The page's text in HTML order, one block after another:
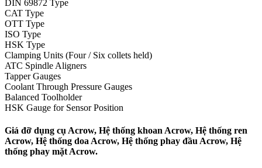
DIN 69872 Type
CAT Type
OTT Type
ISO Type
HSK Type
Clamping Units (Four / Six collets held)
ATC Spindle Aligners
Tapper Gauges
Coolant Through Pressure Gauges
Balanced Toolholder
HSK Gauge for Sensor Position
Giá đỡ dụng cụ Acrow, Hệ thống khoan Acrow, Hệ thống ren
Acrow, Hệ thống doa Acrow, Hệ thống phay đầu Acrow, Hệ
thống phay mặt Acrow.